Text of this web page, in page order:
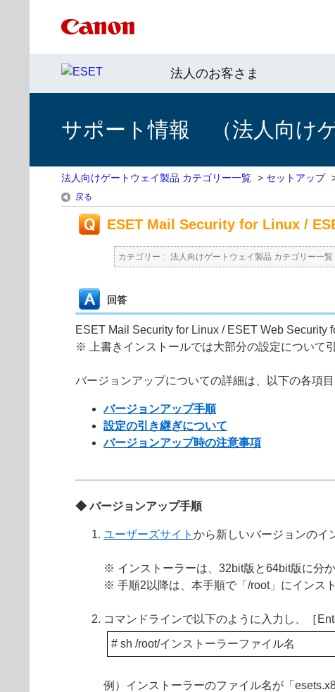
法人のお客さま
サポート情報 （法人向け
法人向けゲートウェイ製品 カテゴリー一覧 > セットアップ
戻る
ESET Mail Security for Linux /
カテゴリー : 法人向けゲートウェイ製品 カテゴリー一覧
回答
ESET Mail Security for Linux / ESET Web Security
※ 上書きインストールでは大部分の設定について
バージョンアップについての詳細は、以下の各項目
バージョンアップ手順
設定の引き継ぎについて
バージョンアップ時の注意事項
◆ バージョンアップ手順
ユーザーズサイト から新しいバージョンのイ
※ インストーラーは、32bit版と64bit版に分
※ 手順2以降は、本手順で「/root」にインス
コマンドラインで以下のように入力し、［
# sh /root/インストーラーファイル名
例）インストーラーのファイル名が「